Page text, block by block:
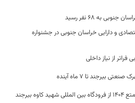
به 68 نفر رسید
و دارایی خراسان جنوبی در جشنواره
از نیاز داخلی
بیرجند تا ۷ ماه آینده
بیرجند